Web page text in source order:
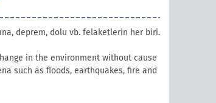
deprem, dolu vb. felaketlerin her biri.
in the environment without cause
such as floods, earthquakes, fire and